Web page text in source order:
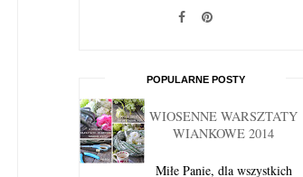
POPULARNE POSTY
WIOSENNE WARSZTATY
WIANKOWE 2014
Miłe Panie, dla wszystkich